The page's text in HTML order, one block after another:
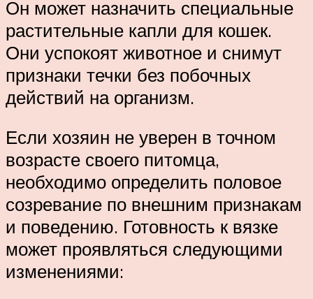
Он может назначить специальные
растительные капли для кошек.
Они успокоят животное и снимут
признаки течки без побочных
действий на организм.
Если хозяин не уверен в точном
возрасте своего питомца,
необходимо определить половое
созревание по внешним признакам
и поведению. Готовность к вязке
может проявляться следующими
изменениями: